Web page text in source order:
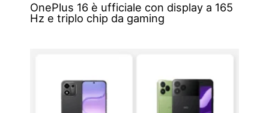
OnePlus 16 è ufficiale con display a 165
Hz e triplo chip da gaming